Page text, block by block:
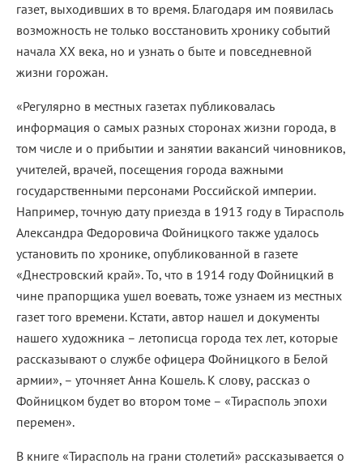
газет, выходивших в то время. Благодаря им появилась
возможность не только восстановить хронику событий
начала ХХ века, но и узнать о быте и повседневной
жизни горожан.
«Регулярно в местных газетах публиковалась
информация о самых разных сторонах жизни города, в
том числе и о прибытии и занятии вакансий чиновников,
учителей, врачей, посещения города важными
государственными персонами Российской империи.
Например, точную дату приезда в 1913 году в Тирасполь
Александра Федоровича Фойницкого также удалось
установить по хронике, опубликованной в газете
«Днестровский край». То, что в 1914 году Фойницкий в
чине прапорщика ушел воевать, тоже узнаем из местных
газет того времени. Кстати, автор нашел и документы
нашего художника – летописца города тех лет, которые
рассказывают о службе офицера Фойницкого в Белой
армии», – уточняет Анна Кошель. К слову, рассказ о
Фойницком будет во втором томе – «Тирасполь эпохи
перемен».
В книге «Тирасполь на грани столетий» рассказывается о